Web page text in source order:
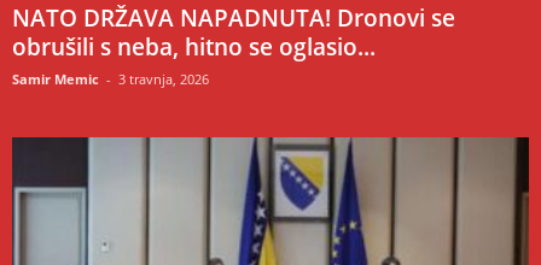
NATO DRŽAVA NAPADNUTA! Dronovi se
obrušili s neba, hitno se oglasio...
Samir Memic - 3 travnja, 2026